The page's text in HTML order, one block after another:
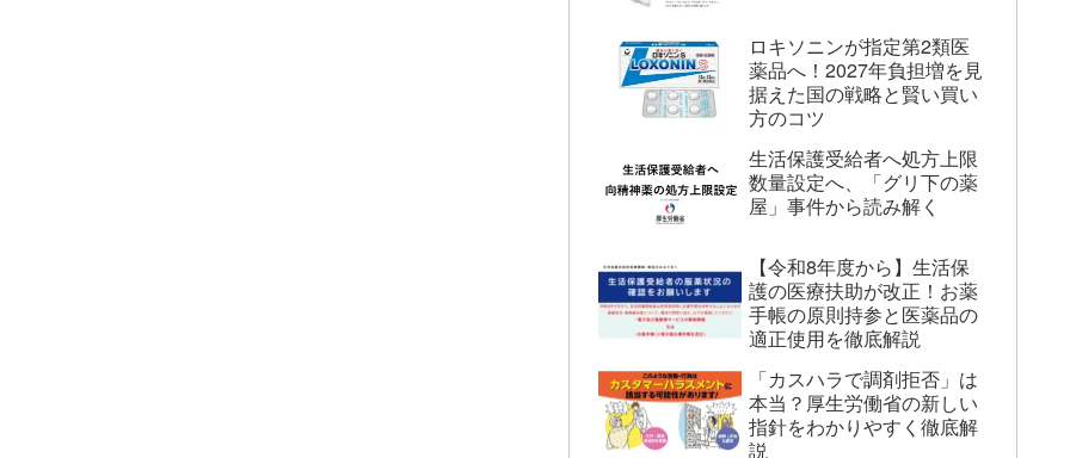
ロキソニンが指定第2類医
薬品へ！2027年負担増を見
据えた国の戦略と賢い買い
方のコツ
生活保護受給者へ処方上限
数量設定へ、「グリ下の薬
屋」事件から読み解く
【令和8年度から】生活保
護の医療扶助が改正！お薬
手帳の原則持参と医薬品の
適正使用を徹底解説
「カスハラで調剤拒否」は
本当？厚生労働省の新しい
指針をわかりやすく徹底解
説